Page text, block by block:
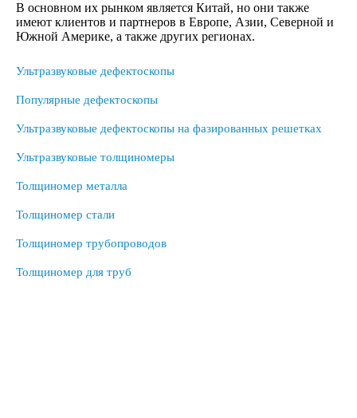
В основном их рынком является Китай, но они также
имеют клиентов и партнеров в Европе, Азии, Северной и
Южной Америке, а также других регионах.
Ультразвуковые дефектоскопы
Популярные дефектоскопы
Ультразвуковые дефектоскопы на фазированных решетках
Ультразвуковые толщиномеры
Толщиномер металла
Толщиномер стали
Толщиномер трубопроводов
Толщиномер для труб